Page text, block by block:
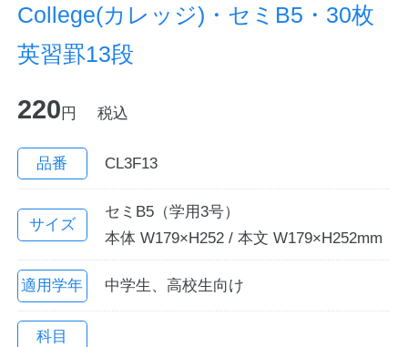
企業情報
カタログ
English
College(カレッジ)・セミB5・30枚
英習罫13段
220 円 税込
品番 CL3F13
サイズ
セミB5（学用3号）
本体 W179×H252 / 本文 W179×H252mm
適用学年 中学生、高校生向け
科目